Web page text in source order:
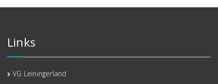
Links
VG Leiningerland